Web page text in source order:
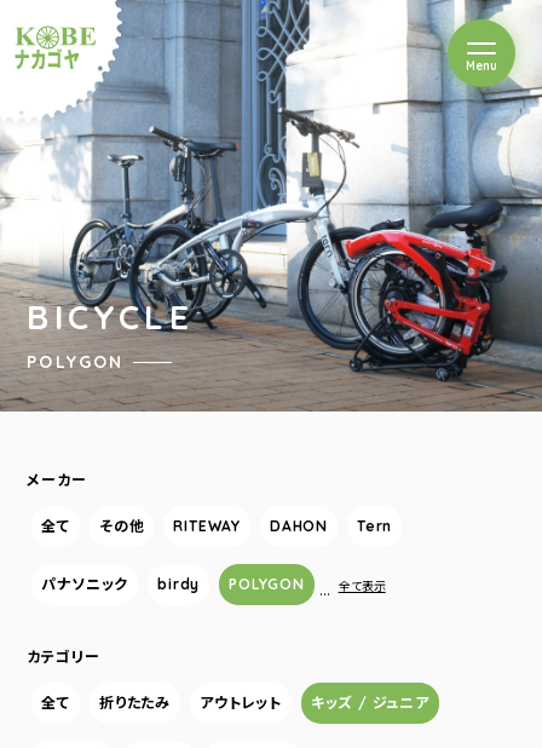
ルショップナカゴヤ
Menuを開閉
BICYCLE
POLYGON
メーカー
全て その他 RITEWAY DAHON Tern
パナソニック birdy POLYGON … 全て表示
カテゴリー
全て 折りたたみ アウトレット キッズ / ジュニア